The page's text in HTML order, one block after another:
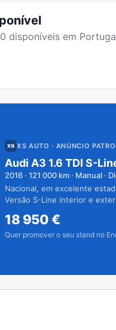
disponíveis em
XS AUTO · ANÚNCIO
Audi A3 1.6 TDI S-
2016 · 121 000 km · Manual ·
Nacional, em excelente
Versão S-Line interior e
18 950€
Quer promover o seu stand no